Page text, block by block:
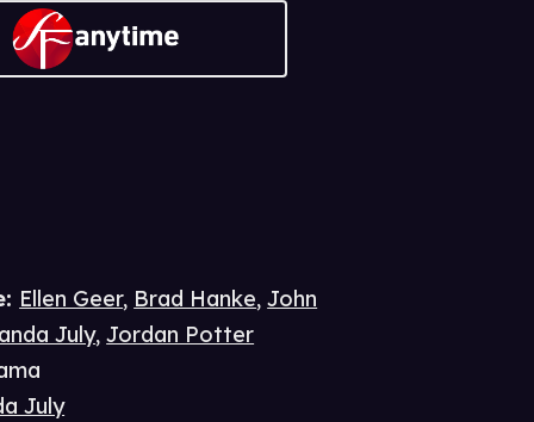
: Ellen Geer, Brad Hanke,John
July,Jordan Potter
July